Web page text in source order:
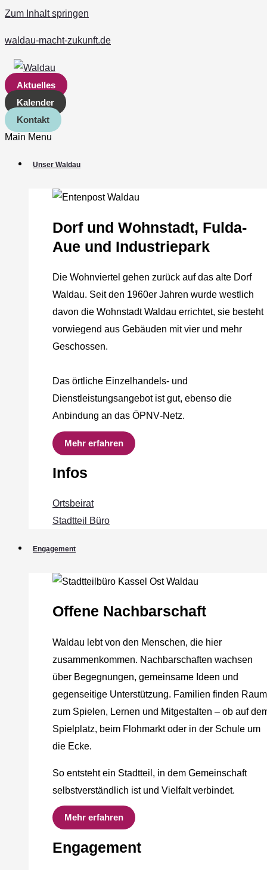
Zum Inhalt springen
waldau-macht-zukunft.de
Aktuelles
Kalender
Kontakt
Main Menu
Unser Waldau
Dorf und Wohnstadt, Fulda‐
Aue und Industriepark
Die Wohnviertel gehen zurück auf das alte Dorf
Waldau. Seit den 1960er Jahren wurde westlich
davon die Wohnstadt Waldau errichtet, sie besteht
vorwiegend aus Gebäuden mit vier und mehr
Geschossen.
Das örtliche Einzelhandels‐ und
Dienstleistungsangebot ist gut, ebenso die
Anbindung an das ÖPNV‐Netz.
Mehr erfahren
Infos
Ortsbeirat
Stadtteil Büro
Engagement
Offene Nachbarschaft
Waldau lebt von den Menschen, die hier
zusammenkommen. Nachbarschaften wachsen
über Begegnungen, gemeinsame Ideen und
gegenseitige Unterstützung. Familien finden Raum
zum Spielen, Lernen und Mitgestalten – ob auf
Spielplatz, beim Flohmarkt oder in der Schule um
die Ecke.
So entsteht ein Stadtteil, in dem Gemeinschaft
selbstverständlich ist und Vielfalt verbindet.
Mehr erfahren
Engagement